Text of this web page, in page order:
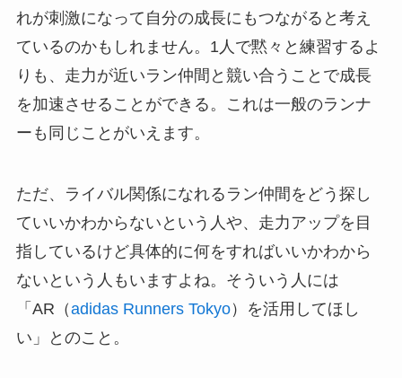
れが刺激になって自分の成長にもつながると考え
ているのかもしれません。1人で黙々と練習するよ
りも、走力が近いラン仲間と競い合うことで成長
を加速させることができる。これは一般のランナ
ーも同じことがいえます。
ただ、ライバル関係になれるラン仲間をどう探し
ていいかわからないという人や、走力アップを目
指しているけど具体的に何をすればいいかわから
ないという人もいますよね。そういう人には
「AR（adidas Runners Tokyo）を活用してほし
い」とのこと。